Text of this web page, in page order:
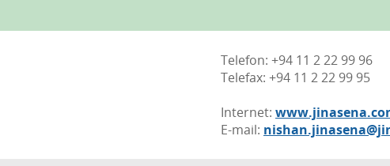
Telefon: +94 11 2 22 99 96
Telefax: +94 11 2 22 99 95
Internet:
E-mail: